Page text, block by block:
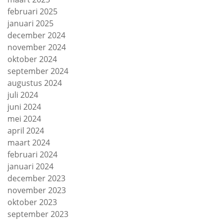
februari 2025
januari 2025
december 2024
november 2024
oktober 2024
september 2024
augustus 2024
juli 2024
juni 2024
mei 2024
april 2024
maart 2024
februari 2024
januari 2024
december 2023
november 2023
oktober 2023
september 2023